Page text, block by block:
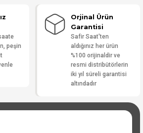
peşin
Orjinal Ürün
Garantisi
Safir Saat'ten
aldığınız her ürün
%100 orijinaldir ve
resmi distribütörlerin
iki yıl süreli garantisi
altındadır